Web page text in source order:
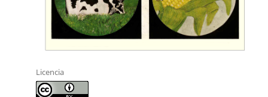
Licencia